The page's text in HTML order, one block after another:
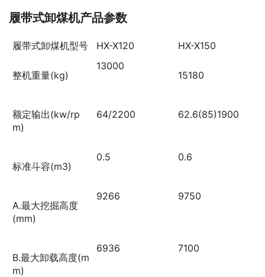
履带式卸煤机产品参数
履带式卸煤机型号 HX-X120 HX-X150
整机重量(kg)
13000
15180
额定输出(kw/rp
m)
64/2200 62.6(85)1900
标准斗容(m3)
0.5 0.6
A.最大挖掘高度
(mm)
9266 9750
B.最大卸载高度(m
m)
6936 7100